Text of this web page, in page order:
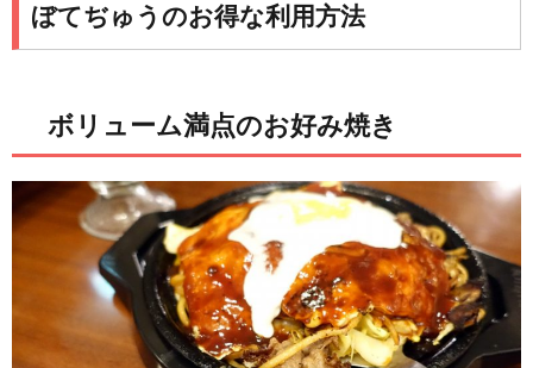
ぼてぢゅうのお得な利用方法
ボリューム満点のお好み焼き